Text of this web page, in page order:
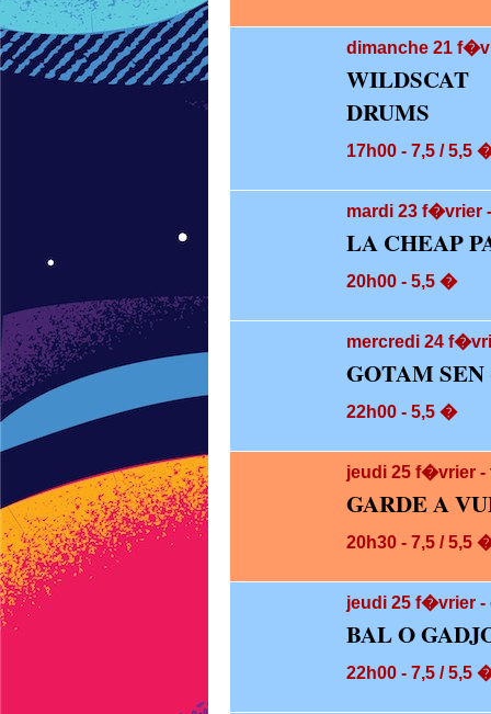
dimanche 21
DRUMS
17h00 - 7,5 / 5,5
mardi 23 f�vrier
LA CHEAP
20h00 - 5,5 �
mercredi 24
GOTAM
22h00 - 5,5 �
jeudi 25 f�vrier
GARDE A
20h30 - 7,5 / 5,5
jeudi 25 f�vrier -
BAL O
22h00 - 7,5 / 5,5